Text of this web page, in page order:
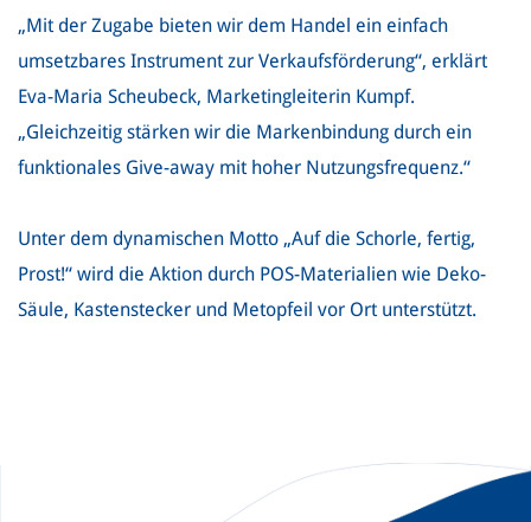
„Mit der Zugabe bieten wir dem Handel ein einfach
umsetzbares Instrument zur Verkaufsförderung“, erklärt
Eva-Maria Scheubeck, Marketingleiterin Kumpf.
„Gleichzeitig stärken wir die Markenbindung durch ein
funktionales Give-away mit hoher Nutzungsfrequenz.“
Unter dem dynamischen Motto „Auf die Schorle, fertig,
Prost!“ wird die Aktion durch POS-Materialien wie Deko-
Säule, Kastenstecker und Metopfeil vor Ort unterstützt.